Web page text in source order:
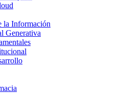
la Información
Generativa